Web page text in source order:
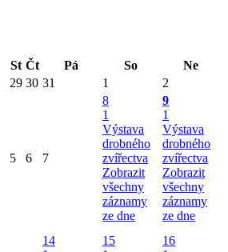
St Čt Pá So
Ne
29 30 31 1 2
5 6 7
8
1
Výstava
drobného
zvířectva
Zobrazit
všechny
záznamy
ze dne
9
1
Výstava
drobného
zvířectva
Zobrazit
všechny
záznamy
ze dne
14
15
16